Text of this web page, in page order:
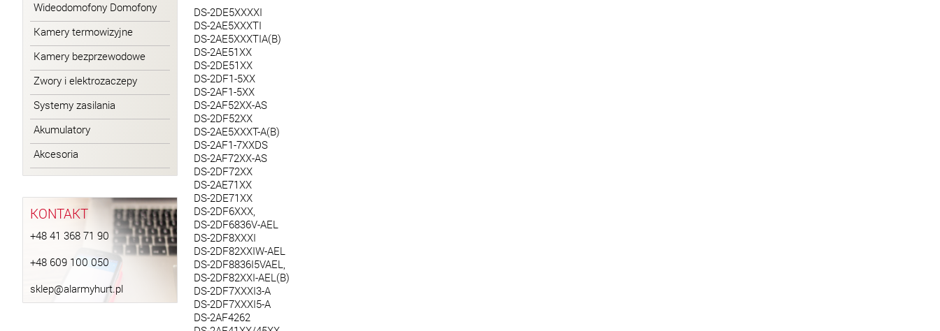
Wideodomofony Domofony
Kamery termowizyjne
Kamery bezprzewodowe
Zwory i elektrozaczepy
Systemy zasilania
Akumulatory
Akcesoria
KONTAKT
+48 41 368 71 90
+48 609 100 050
sklep@alarmyhurt.pl
DS-2DE5XXXXI
DS-2AE5XXXTI
DS-2AE5XXXTIA(B)
DS-2AE51XX
DS-2DE51XX
DS-2DF1-5XX
DS-2AF1-5XX
DS-2AF52XX-AS
DS-2DF52XX
DS-2AE5XXXT-A(B)
DS-2AF1-7XXDS
DS-2AF72XX-AS
DS-2DF72XX
DS-2AE71XX
DS-2DE71XX
DS-2DF6XXX,
DS-2DF6836V-AEL
DS-2DF8XXXI
DS-2DF82XXIW-AEL
DS-2DF8836I5VAEL,
DS-2DF82XXI-AEL(B)
DS-2DF7XXXI3-A
DS-2DF7XXXI5-A
DS-2AF4262